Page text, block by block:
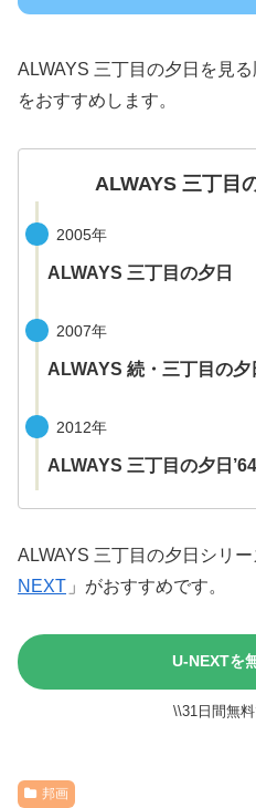
ALWAYS 三丁目の夕日‎を見
をおすすめします。
ALWAYS 三丁目
2005年
ALWAYS 三丁目の夕日
2007年
ALWAYS 続・三丁目の夕
2012年
ALWAYS 三丁目の夕日’64
ALWAYS 三丁目の夕日‎シリ
NEXT 」がおすすめです。
U-NEXTを
\\31日間無
邦画